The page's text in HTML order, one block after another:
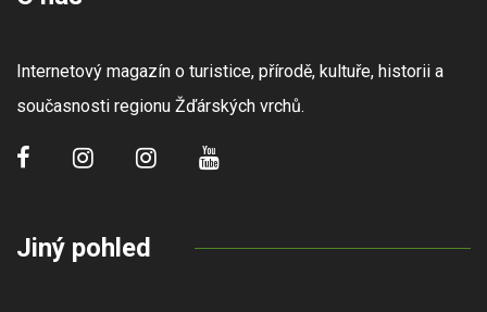
Internetový magazín o turistice, přírodě, kultuře, historii a
současnosti regionu Žďárských vrchů.
Jiný pohled